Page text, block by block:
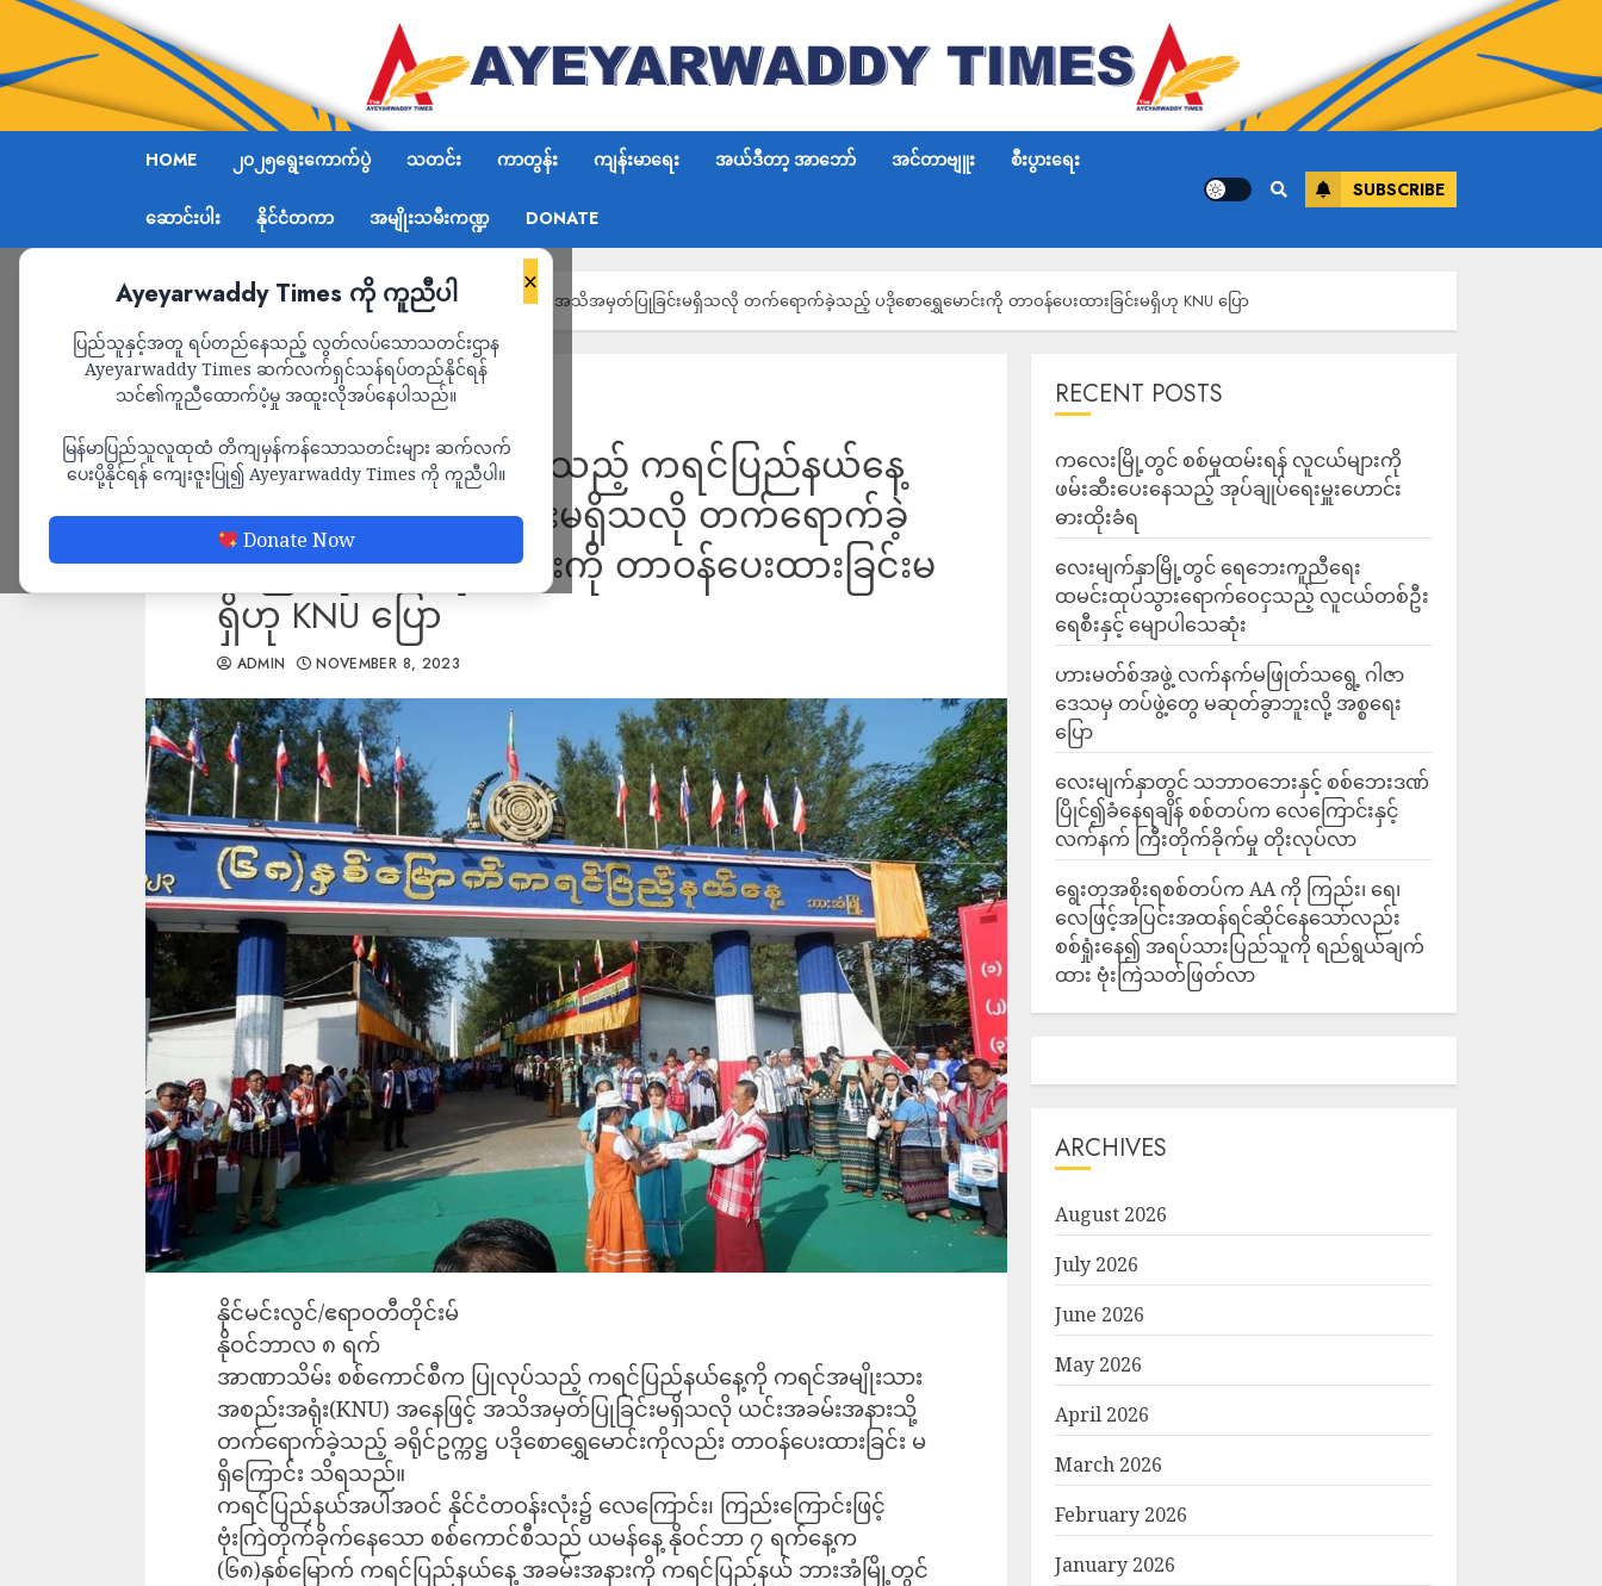
HOME ၂၀၂၅ရွေးကောက်ပွဲ သတင်း ကာတွန်း ကျန်းမာရေး အယ်ဒီတာ့ အာဘော် အင်တာဗျူး စီးပွားရေး
ဆောင်းပါး နိုင်ငံတကာ အမျိုးသမီးကဏ္ဍ DONATE
SUBSCRIBE
×
Ayeyarwaddy Times ကို ကူညီပါ
ပြည်သူနှင့်အတူ ရပ်တည်နေသည့် လွတ်လပ်သောသတင်းဌာန
Ayeyarwaddy Times ဆက်လက်ရှင်သန်ရပ်တည်နိုင်ရန်
သင်၏ကူညီထောက်ပံ့မှု အထူးလိုအပ်နေပါသည်။
မြန်မာပြည်သူလူထုထံ တိကျမှန်ကန်သောသတင်းများ ဆက်လက်
ပေးပို့နိုင်ရန် ကျေးဇူးပြု၍ Ayeyarwaddy Times ကို ကူညီပါ။
Donate Now
Home စစ်ကောင်စီက ပြုလုပ်သည့် ကရင်ပြည်နယ်နေ့ကို အသိအမှတ်ပြုခြင်းမရှိသလို တက်ရောက်ခဲ့သည့် ပဒိုစောရွှေမောင်းကို တာဝန်ပေးထားခြင်းမရှိဟု KNU ပြော
သတင်း
စစ်ကောင်စီက ပြုလုပ်သည့် ကရင်ပြည်နယ်နေ့
ကို အသိအမှတ်ပြုခြင်းမရှိသလို တက်ရောက်ခဲ့
သည့် ပဒိုစောရွှေမောင်းကို တာဝန်ပေးထားခြင်းမ
ရှိဟု KNU ပြော
ADMIN NOVEMBER 8, 2023
နိုင်မင်းလွင်/ဧရာဝတီတိုင်းမ်
နိုဝင်ဘာလ ၈ ရက်
အာဏာသိမ်း စစ်ကောင်စီက ပြုလုပ်သည့် ကရင်ပြည်နယ်နေ့ကို ကရင်အမျိုးသား
အစည်းအရုံး(KNU) အနေဖြင့် အသိအမှတ်ပြုခြင်းမရှိသလို ယင်းအခမ်းအနားသို့
တက်ရောက်ခဲ့သည့် ခရိုင်ဥက္ကဋ္ဌ ပဒိုစောရွှေမောင်းကိုလည်း တာဝန်ပေးထားခြင်း မ
ရှိကြောင်း သိရသည်။
ကရင်ပြည်နယ်အပါအဝင် နိုင်ငံတဝန်းလုံး၌ လေကြောင်း၊ ကြည်းကြောင်းဖြင့်
ဗုံးကြဲတိုက်ခိုက်နေသော စစ်ကောင်စီသည် ယမန်နေ့ နိုဝင်ဘာ ၇ ရက်နေ့က
(၆၈)နှစ်မြောက် ကရင်ပြည်နယ်နေ့ အခမ်းအနားကို ကရင်ပြည်နယ် ဘားအံမြို့တွင်
RECENT POSTS
ကလေးမြို့တွင် စစ်မှုထမ်းရန် လူငယ်များကို
ဖမ်းဆီးပေးနေသည့် အုပ်ချုပ်ရေးမှူးဟောင်း
ဓားထိုးခံရ
လေးမျက်နှာမြို့တွင် ရေဘေးကူညီရေး
ထမင်းထုပ်သွားရောက်ဝေငှသည့် လူငယ်တစ်ဦး
ရေစီးနှင့် မျောပါသေဆုံး
ဟားမတ်စ်အဖွဲ့ လက်နက်မဖြုတ်သရွေ့ ဂါဇာ
ဒေသမှ တပ်ဖွဲ့တွေ မဆုတ်ခွာဘူးလို့ အစ္စရေး
ပြော
‎လေးမျက်နှာတွင် သဘာဝဘေးနှင့် စစ်ဘေးဒဏ်
ပြိုင်၍ခံနေရချိန် စစ်တပ်က လေကြောင်းနှင့်
လက်နက် ကြီးတိုက်ခိုက်မှု တိုးလုပ်လာ
ရွေးတုအစိုးရစစ်တပ်က AA ကို ကြည်း၊ ရေ၊
လေဖြင့်အပြင်းအထန်ရင်ဆိုင်နေသော်လည်း
စစ်ရှုံးနေ၍ အရပ်သားပြည်သူကို ရည်ရွယ်ချက်
ထား ဗုံးကြဲသတ်ဖြတ်လာ
ARCHIVES
August 2026
July 2026
June 2026
May 2026
April 2026
March 2026
February 2026
January 2026